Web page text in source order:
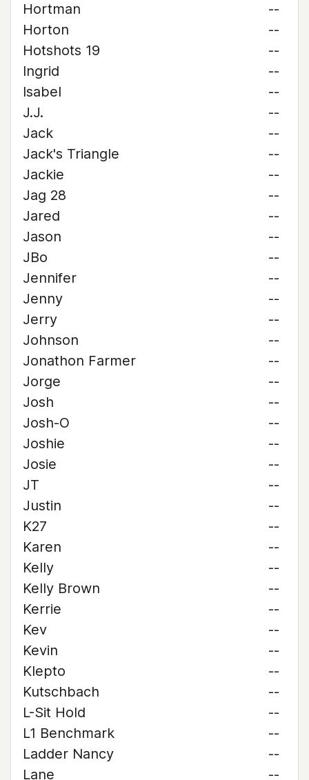
Hortman
--
Horton
--
Hotshots 19
--
Ingrid
--
Isabel
--
J.J.
--
Jack
--
Jack's Triangle
--
Jackie
--
Jag 28
--
Jared
--
Jason
--
JBo
--
Jennifer
--
Jenny
--
Jerry
--
Johnson
--
Jonathon Farmer
--
Jorge
--
Josh
--
Josh-O
--
Joshie
--
Josie
--
JT
--
Justin
--
K27
--
Karen
--
Kelly
--
Kelly Brown
--
Kerrie
--
Kev
--
Kevin
--
Klepto
--
Kutschbach
--
L-Sit Hold
--
L1 Benchmark
--
Ladder Nancy
--
Lane
--